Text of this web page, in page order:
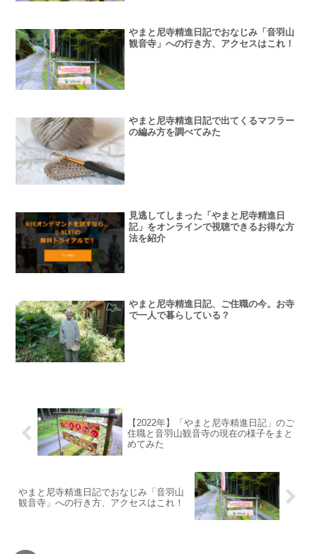
やまと尼寺精進日記でおなじみ「音羽山
観音寺」への行き方、アクセスはこれ！
やまと尼寺精進日記で出てくるマフラー
の編み方を調べてみた
見逃してしまった「やまと尼寺精進日
記」をオンラインで視聴できるお得な方
法を紹介
やまと尼寺精進日記、ご住職の今。お寺
で一人で暮らしている？
【2022年】「やまと尼寺精進日記」のご
住職と音羽山観音寺の現在の様子をまと
めてみた
やまと尼寺精進日記でおなじみ「音羽山
観音寺」への行き方、アクセスはこれ！